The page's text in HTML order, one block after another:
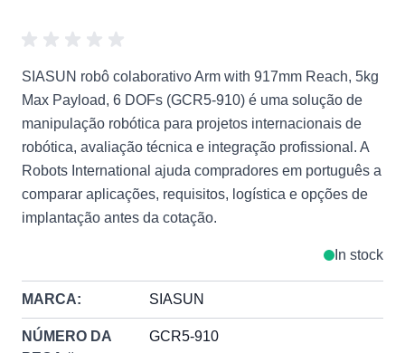
SIASUN robô colaborativo Arm with 917mm Reach, 5kg
Max Payload, 6 DOFs (GCR5-910) é uma solução de
manipulação robótica para projetos internacionais de
robótica, avaliação técnica e integração profissional. A
Robots International ajuda compradores em português a
comparar aplicações, requisitos, logística e opções de
implantação antes da cotação.
In stock
MARCA: SIASUN
NÚMERO DA
GCR5-910